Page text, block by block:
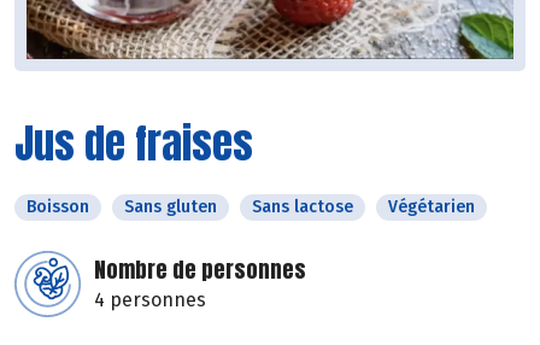
Jus de fraises
Boisson Sans gluten Sans lactose Végétarien
Nombre de personnes
4 personnes